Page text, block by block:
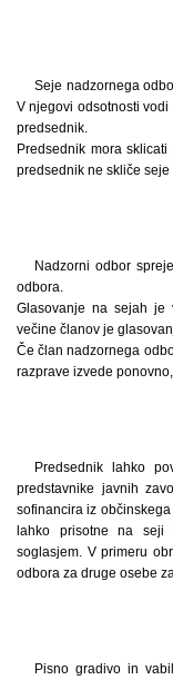
Seje nadzornega
V njegovi odsotnosti
predsednik.
Predsednik mora
predsednik ne skliče
Nadzorni odbor
odbora.
Glasovanje na sejah je
večine članov je
Če član nadzornega
razprave izvede
Predsednik lahko
predstavnike javnih
sofinancira iz
lahko prisotne na seji
soglasjem. V primeru
odbora za druge osebe
Pisno gradivo in